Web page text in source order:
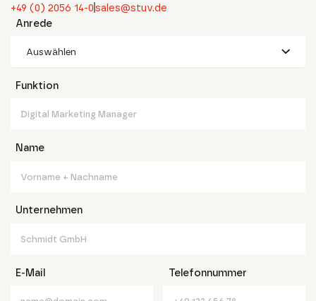
+49 (0) 2056 14-0sales@stuv.de
Anrede
Auswählen
Funktion
Name
Unternehmen
E-Mail Telefonnummer